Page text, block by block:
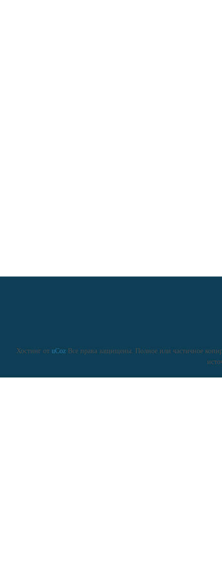
Хостинг от uCozВсе права защищены. Полное или частичное